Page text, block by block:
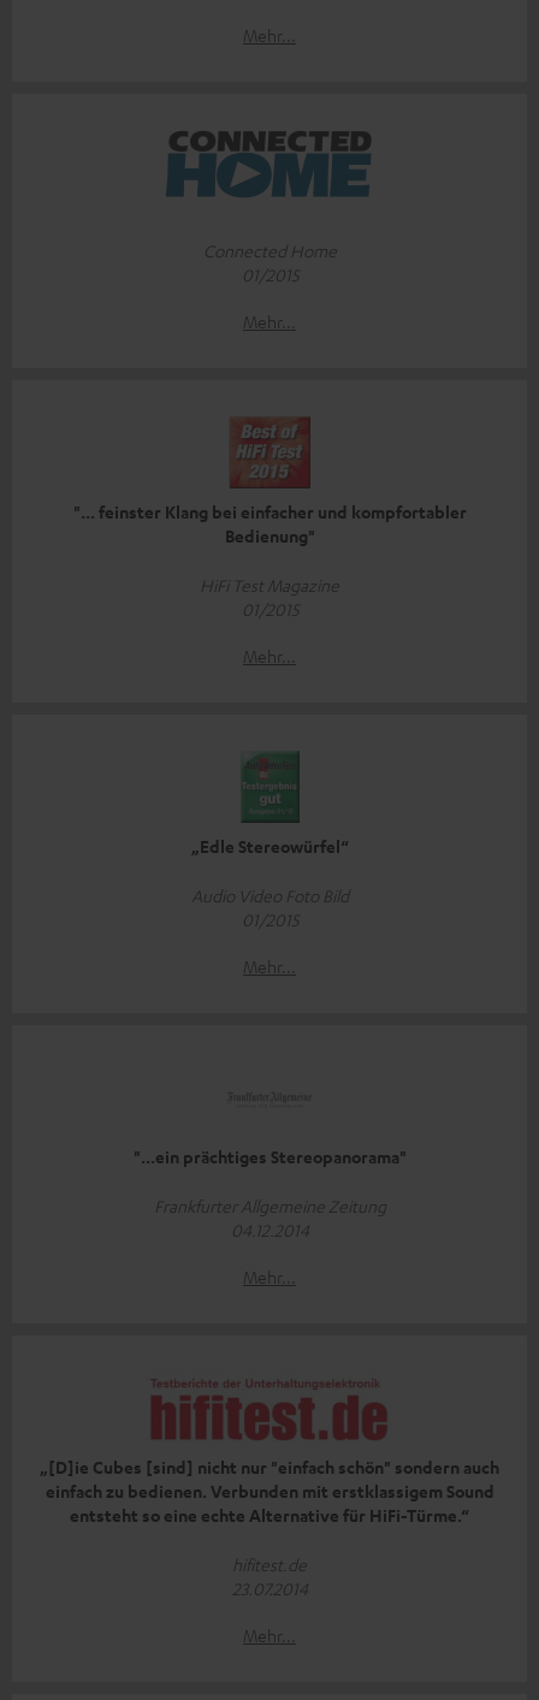
Mehr...
Connected Home
01/2015
Mehr...
"... feinster Klang bei einfacher und kompfortabler
Bedienung"
HiFi Test Magazine
01/2015
Mehr...
„Edle Stereowürfel“
Audio Video Foto Bild
01/2015
Mehr...
"...ein prächtiges Stereopanorama"
Frankfurter Allgemeine Zeitung
04.12.2014
Mehr...
„[D]ie Cubes [sind] nicht nur "einfach schön" sondern auch
einfach zu bedienen. Verbunden mit erstklassigem Sound
entsteht so eine echte Alternative für HiFi-Türme.“
hifitest.de
23.07.2014
Mehr...